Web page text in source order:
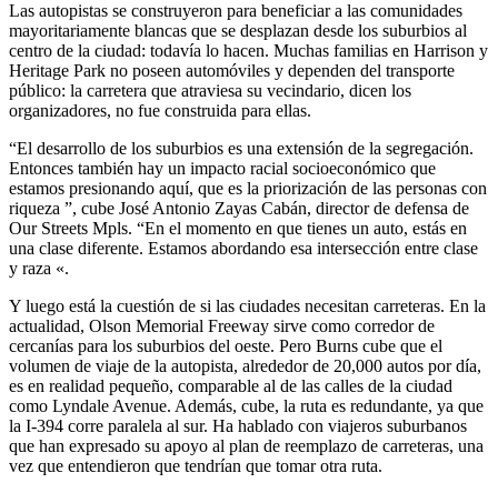
Las autopistas se construyeron para beneficiar a las comunidades
mayoritariamente blancas que se desplazan desde los suburbios al
centro de la ciudad: todavía lo hacen. Muchas familias en Harrison y
Heritage Park no poseen automóviles y dependen del transporte
público: la carretera que atraviesa su vecindario, dicen los
organizadores, no fue construida para ellas.
“El desarrollo de los suburbios es una extensión de la segregación.
Entonces también hay un impacto racial socioeconómico que
estamos presionando aquí, que es la priorización de las personas con
riqueza ”, cube José Antonio Zayas Cabán, director de defensa de
Our Streets Mpls. “En el momento en que tienes un auto, estás en
una clase diferente. Estamos abordando esa intersección entre clase
y raza «.
Y luego está la cuestión de si las ciudades necesitan carreteras. En la
actualidad, Olson Memorial Freeway sirve como corredor de
cercanías para los suburbios del oeste. Pero Burns cube que el
volumen de viaje de la autopista, alrededor de 20,000 autos por día,
es en realidad pequeño, comparable al de las calles de la ciudad
como Lyndale Avenue. Además, cube, la ruta es redundante, ya que
la I-394 corre paralela al sur. Ha hablado con viajeros suburbanos
que han expresado su apoyo al plan de reemplazo de carreteras, una
vez que entendieron que tendrían que tomar otra ruta.